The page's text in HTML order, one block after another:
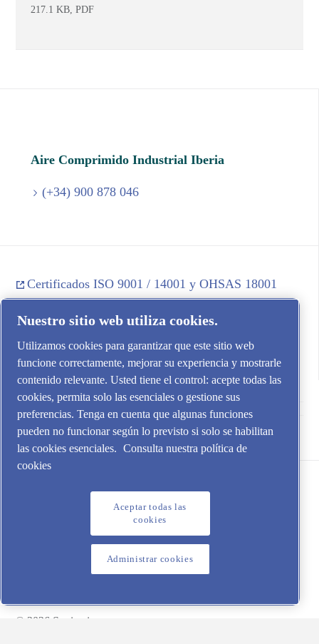
217.1 KB, PDF
Aire Comprimido Industrial Iberia
(+34) 900 878 046
Certificados ISO 9001 / 14001 y OHSAS 18001
Política de Calidad, Prevención y Medioambiente
Informar sobre mala conducta
Canal de denuncias local en España (SII)
Aire Comprimido Industrial Iberia SL
Aviso legal y cookies | Política de Protección de Datos
© 2026 Sogimair
Nuestro sitio web utiliza cookies.
Utilizamos cookies para garantizar que este sitio web
funcione correctamente, mejorar su experiencia y mostrarle
contenido relevante. Usted tiene el control: acepte todas las
cookies, permita solo las esenciales o gestione sus
preferencias. Tenga en cuenta que algunas funciones
pueden no funcionar según lo previsto si solo se habilitan
las cookies esenciales. Consulta nuestra política de
cookies
Aceptar todas las
cookies
Administrar cookies